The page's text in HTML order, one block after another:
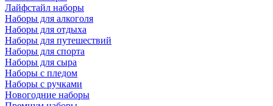
Лайфстайл наборы
Наборы для алкоголя
Наборы для отдыха
Наборы для путешествий
Наборы для спорта
Наборы для сыра
Наборы с пледом
Наборы с ручками
Новогодние наборы